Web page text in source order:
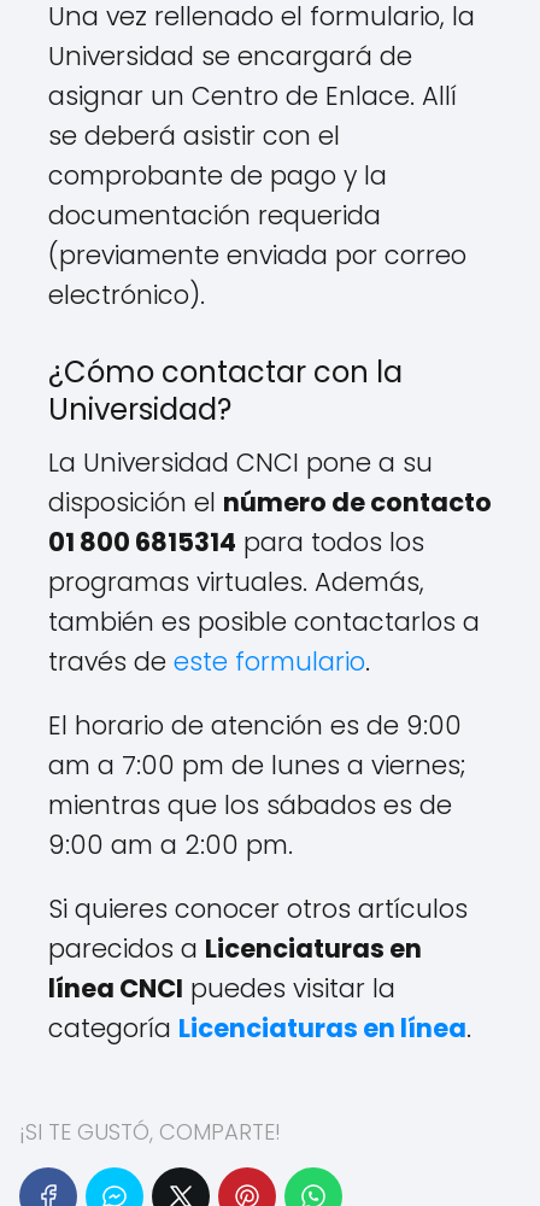
Una vez rellenado el formulario, la
Universidad se encargará de
asignar un Centro de Enlace. Allí
se deberá asistir con el
comprobante de pago y la
documentación requerida
(previamente enviada por correo
electrónico).
¿Cómo contactar con la
Universidad?
La Universidad CNCI pone a su
disposición el número de contacto
01 800 6815314 para todos los
programas virtuales. Además,
también es posible contactarlos a
través de este formulario.
El horario de atención es de 9:00
am a 7:00 pm de lunes a viernes;
mientras que los sábados es de
9:00 am a 2:00 pm.
Si quieres conocer otros artículos
parecidos a Licenciaturas en
línea CNCI puedes visitar la
categoría Licenciaturas en línea.
¡SI TE GUSTÓ, COMPARTE!